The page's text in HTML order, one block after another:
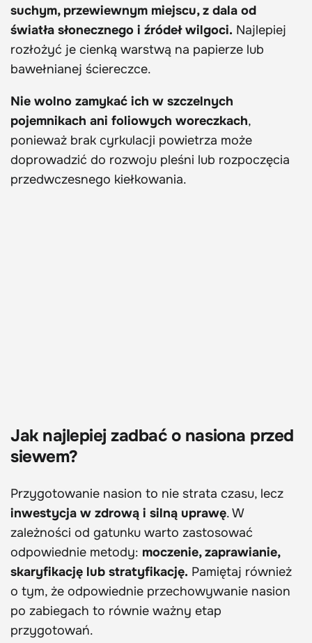
suchym, przewiewnym miejscu, z dala od
światła słonecznego i źródeł wilgoci. Najlepiej
rozłożyć je cienką warstwą na papierze lub
bawełnianej ściereczce.
Nie wolno zamykać ich w szczelnych
pojemnikach ani foliowych woreczkach,
ponieważ brak cyrkulacji powietrza może
doprowadzić do rozwoju pleśni lub rozpoczęcia
przedwczesnego kiełkowania.
Jak najlepiej zadbać o nasiona przed
siewem?
Przygotowanie nasion to nie strata czasu, lecz
inwestycja w zdrową i silną uprawę. W
zależności od gatunku warto zastosować
odpowiednie metody: moczenie, zaprawianie,
skaryfikację lub stratyfikację. Pamiętaj również
o tym, że odpowiednie przechowywanie nasion
po zabiegach to równie ważny etap
przygotowań.